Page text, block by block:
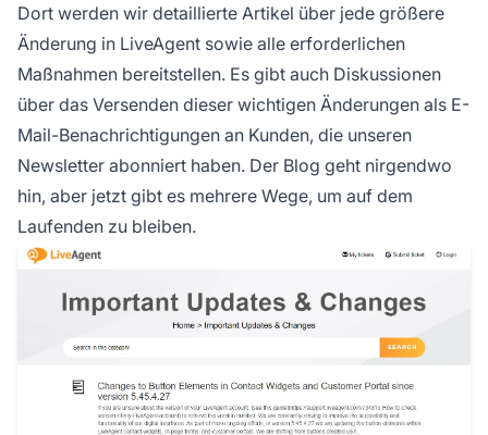
Dort werden wir detaillierte Artikel über jede größere
Änderung in LiveAgent sowie alle erforderlichen
Maßnahmen bereitstellen. Es gibt auch Diskussionen
über das Versenden dieser wichtigen Änderungen als E-
Mail-Benachrichtigungen an Kunden, die unseren
Newsletter abonniert haben. Der Blog geht nirgendwo
hin, aber jetzt gibt es mehrere Wege, um auf dem
Laufenden zu bleiben.